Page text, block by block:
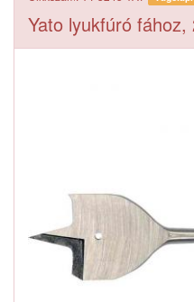
Yato lyukfúró fához,